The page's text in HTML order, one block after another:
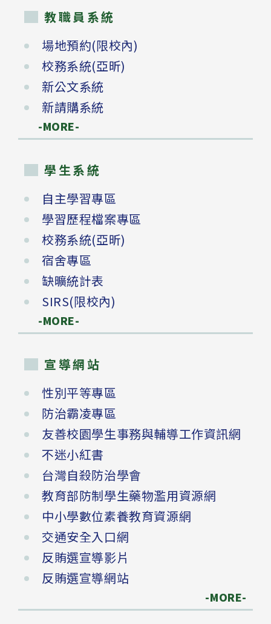
教職員系統
場地預約(限校內)
校務系統(亞昕)
新公文系統
新請購系統
-MORE-
學生系統
自主學習專區
學習歷程檔案專區
校務系統(亞昕)
宿舍專區
缺曠統計表
SIRS(限校內)
-MORE-
宣導網站
性別平等專區
防治霸凌專區
友善校園學生事務與輔導工作資訊網
不迷小紅書
台灣自殺防治學會
教育部防制學生藥物濫用資源網
中小學數位素養教育資源網
交通安全入口網
反賄選宣導影片
反賄選宣導網站
-MORE-